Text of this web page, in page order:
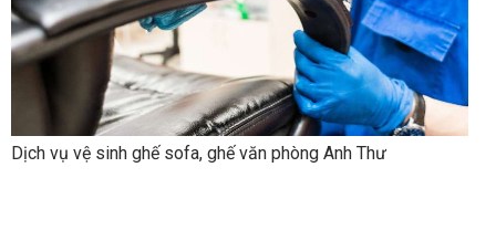
Dịch vụ vệ sinh ghế sofa, ghế văn phòng Anh Thư